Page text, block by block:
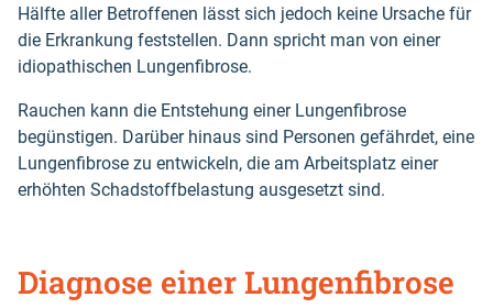
Hälfte aller Betroffenen lässt sich jedoch keine Ursache für
die Erkrankung feststellen. Dann spricht man von einer
idiopathischen Lungenfibrose.
Rauchen kann die Entstehung einer Lungenfibrose
begünstigen. Darüber hinaus sind Personen gefährdet, eine
Lungenfibrose zu entwickeln, die am Arbeitsplatz einer
erhöhten Schadstoffbelastung ausgesetzt sind.
Diagnose einer Lungenfibrose